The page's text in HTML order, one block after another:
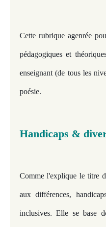
Cette rubrique agenrée
pédagogiques et
enseignant (de tous les
poésie.
Handicaps &
Comme l'explique le titre
aux différences,
inclusives. Elle se base